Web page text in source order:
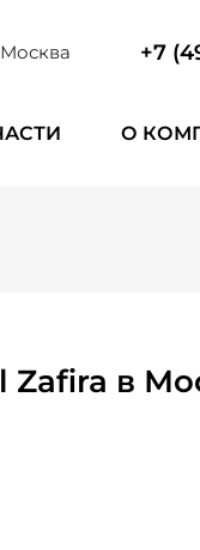
Москва +7
О
Zafira в